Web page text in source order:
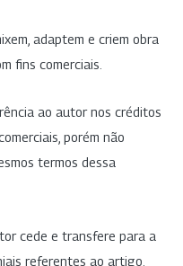
adaptem e criem obra
fins comerciais.
ao autor nos créditos
porém não
termos dessa
cede e transfere para a
referentes ao artigo.